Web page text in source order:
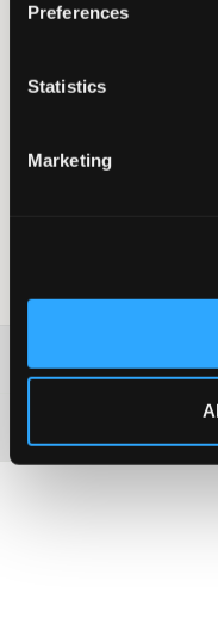
Preferences
Statistics
Marketing
Vit T-shirt van Boss. Het
Normale pasvorm
Rubberprint